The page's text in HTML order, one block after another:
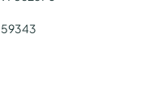
59343